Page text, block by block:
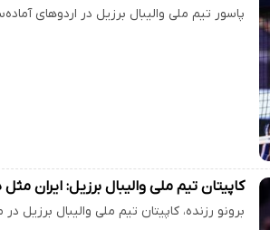
پاسور تیم ملی والیبال برزیل در اردوهای
کاپیتان تیم ملی والیبال برزیل: ایران
برونو رزنده، کاپیتان تیم ملی والیبال